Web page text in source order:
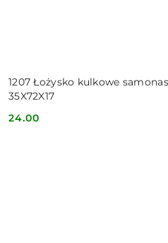
1207 Łożysko kulkowe
35X72X17
Cena:
24.00